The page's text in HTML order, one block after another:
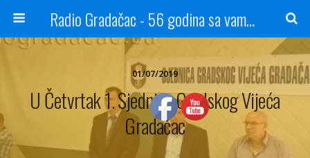
Radio Gradačac - 56 godina sa vama...
01/07/2019
U Četvrtak 1. Sjednica Gradskog Vijeća
Gradačac